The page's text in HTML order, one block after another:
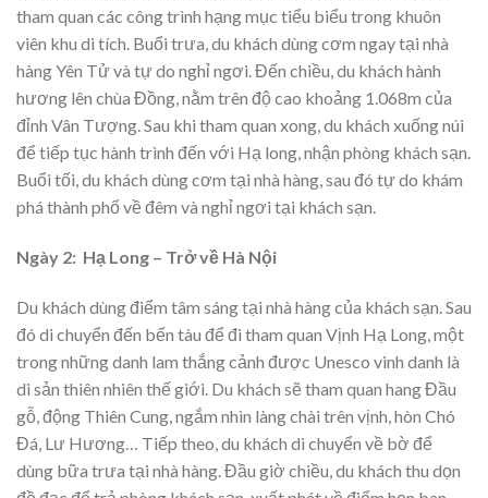
tham quan các công trình hạng mục tiểu biểu trong khuôn
viên khu di tích. Buổi trưa, du khách dùng cơm ngay tại nhà
hàng Yên Tử và tự do nghỉ ngơi. Đến chiều, du khách hành
hương lên chùa Đồng, nằm trên độ cao khoảng 1.068m của
đỉnh Vân Tượng. Sau khi tham quan xong, du khách xuống núi
để tiếp tục hành trình đến với Hạ long, nhận phòng khách sạn.
Buổi tối, du khách dùng cơm tại nhà hàng, sau đó tự do khám
phá thành phố về đêm và nghỉ ngơi tại khách sạn.
Ngày 2: Hạ Long – Trở về Hà Nội
Du khách dùng điểm tâm sáng tại nhà hàng của khách sạn. Sau
đó di chuyển đến bến tàu để đi tham quan Vịnh Hạ Long, một
trong những danh lam thắng cảnh được Unesco vinh danh là
di sản thiên nhiên thế giới. Du khách sẽ tham quan hang Đầu
gỗ, động Thiên Cung, ngắm nhìn làng chài trên vịnh, hòn Chó
Đá, Lư Hương… Tiếp theo, du khách di chuyển về bờ để
dùng bữa trưa tại nhà hàng. Đầu giờ chiều, du khách thu dọn